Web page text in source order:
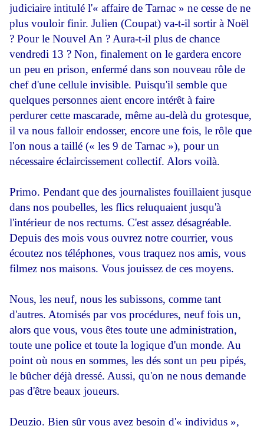
judiciaire intitulé l'« affaire de Tarnac » ne cesse de ne
plus vouloir finir. Julien (Coupat) va-t-il sortir à Noël
? Pour le Nouvel An ? Aura-t-il plus de chance
vendredi 13 ? Non, finalement on le gardera encore
un peu en prison, enfermé dans son nouveau rôle de
chef d'une cellule invisible. Puisqu'il semble que
quelques personnes aient encore intérêt à faire
perdurer cette mascarade, même au-delà du grotesque,
il va nous falloir endosser, encore une fois, le rôle que
l'on nous a taillé (« les 9 de Tarnac »), pour un
nécessaire éclaircissement collectif. Alors voilà.
Primo. Pendant que des journalistes fouillaient jusque
dans nos poubelles, les flics reluquaient jusqu'à
l'intérieur de nos rectums. C'est assez désagréable.
Depuis des mois vous ouvrez notre courrier, vous
écoutez nos téléphones, vous traquez nos amis, vous
filmez nos maisons. Vous jouissez de ces moyens.
Nous, les neuf, nous les subissons, comme tant
d'autres. Atomisés par vos procédures, neuf fois un,
alors que vous, vous êtes toute une administration,
toute une police et toute la logique d'un monde. Au
point où nous en sommes, les dés sont un peu pipés,
le bûcher déjà dressé. Aussi, qu'on ne nous demande
pas d'être beaux joueurs.
Deuzio. Bien sûr vous avez besoin d'« individus »,